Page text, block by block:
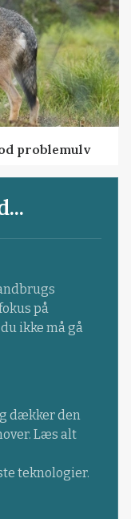
problemulv
på
ikke må gå
dækker den
Læs alt
teknologier.